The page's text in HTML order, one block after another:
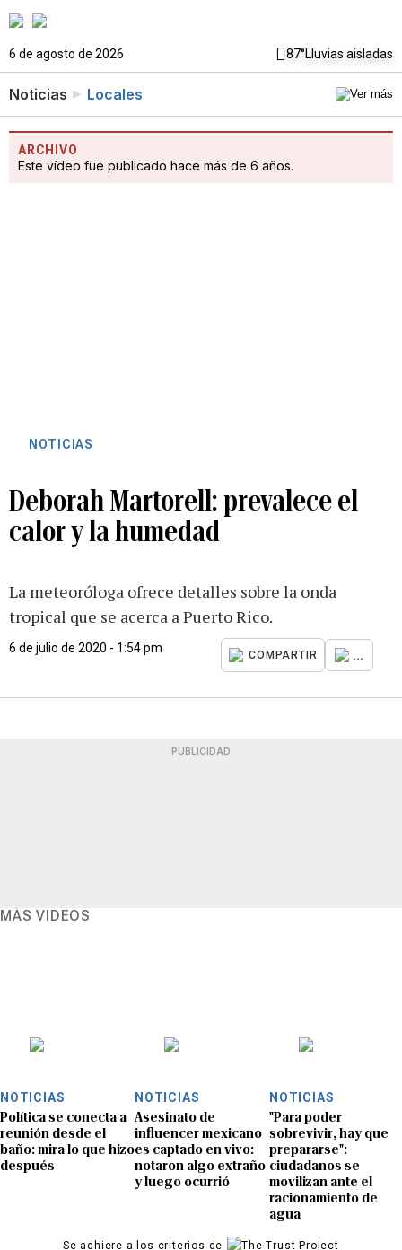
6 de agosto de 2026 87°Lluvias aisladas
Noticias Locales
ARCHIVO
Este vídeo fue publicado hace más de 6 años.
NOTICIAS
Deborah Martorell: prevalece el
calor y la humedad
La meteoróloga ofrece detalles sobre la onda
tropical que se acerca a Puerto Rico.
6 de julio de 2020 - 1:54 pm
COMPARTIR ...
PUBLICIDAD
MÁS VIDEOS
NOTICIAS
Política se conecta a
reunión desde el
baño: mira lo que hizo
después
NOTICIAS
Asesinato de
influencer mexicano
es captado en vivo:
notaron algo extraño
y luego ocurrió
NOTICIAS
"Para poder
sobrevivir, hay que
prepararse":
ciudadanos se
movilizan ante el
racionamiento de
agua
Se adhiere a los criterios de